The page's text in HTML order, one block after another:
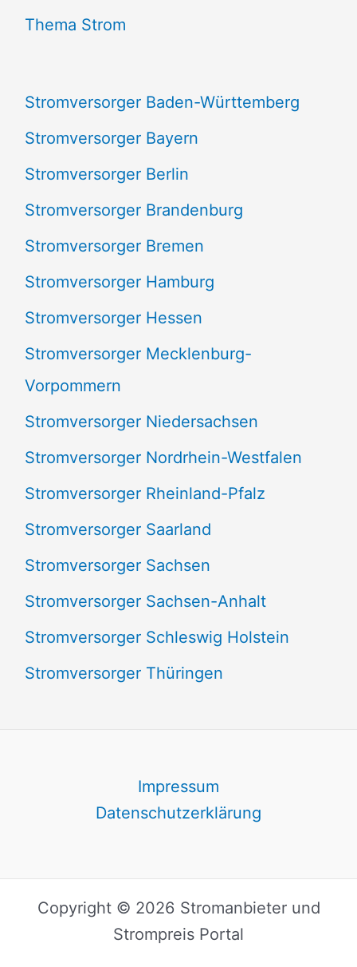
n
h
:
Thema Strom
Stromversorger Baden-Württemberg
Stromversorger Bayern
Stromversorger Berlin
Stromversorger Brandenburg
Stromversorger Bremen
Stromversorger Hamburg
Stromversorger Hessen
Stromversorger Mecklenburg-
Vorpommern
Stromversorger Niedersachsen
Stromversorger Nordrhein-Westfalen
Stromversorger Rheinland-Pfalz
Stromversorger Saarland
Stromversorger Sachsen
Stromversorger Sachsen-Anhalt
Stromversorger Schleswig Holstein
Stromversorger Thüringen
Impressum
Datenschutzerklärung
Copyright © 2026 Stromanbieter und
Strompreis Portal